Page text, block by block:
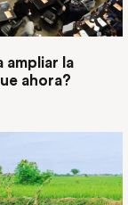
ampliar la
ahora?